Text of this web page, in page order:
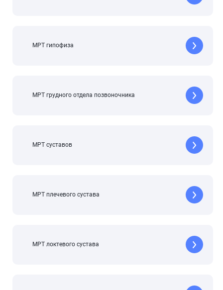
МРТ гипофиза
МРТ грудного отдела позвоночника
МРТ суставов
МРТ плечевого сустава
МРТ локтевого сустава